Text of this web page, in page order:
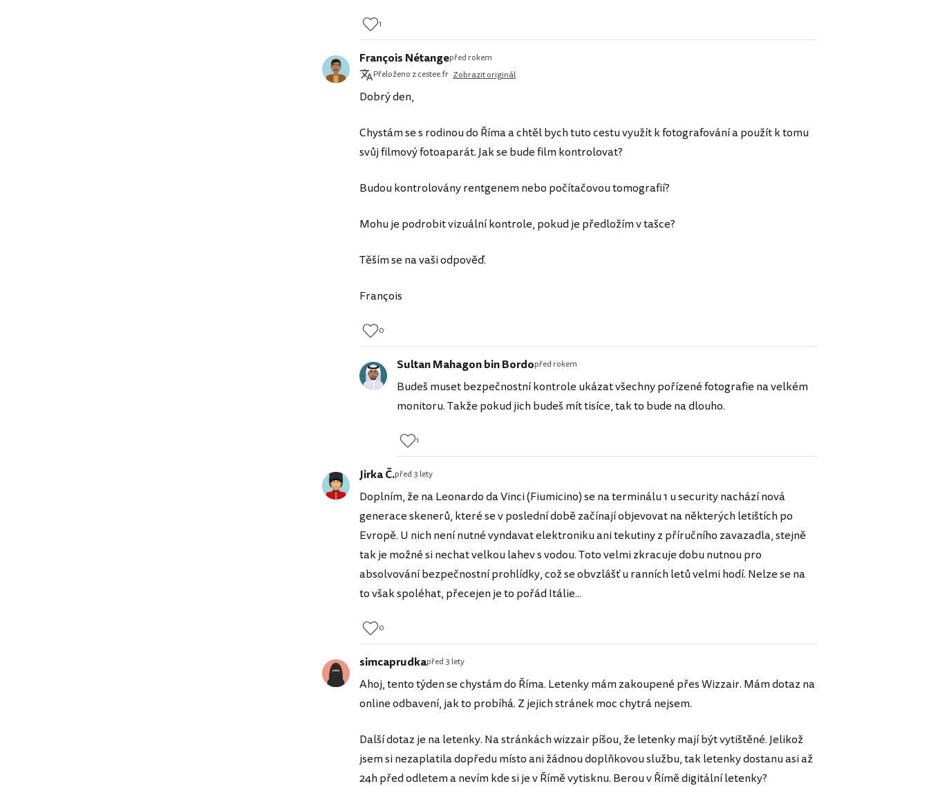
1
François Nétangepřed rokem
Přeloženo z cestee.fr Zobrazit originál
Dobrý den,
Chystám se s rodinou do Říma a chtěl bych tuto cestu využít k fotografování a použít k tomu
svůj filmový fotoaparát. Jak se bude film kontrolovat?
Budou kontrolovány rentgenem nebo počítačovou tomografií?
Mohu je podrobit vizuální kontrole, pokud je předložím v tašce?
Těším se na vaši odpověď.
François
0
Sultan Mahagon bin Bordopřed rokem
Budeš muset bezpečnostní kontrole ukázat všechny pořízené fotografie na velkém
monitoru. Takže pokud jich budeš mít tisíce, tak to bude na dlouho.
1
Jirka Č.před 3 lety
Doplním, že na Leonardo da Vinci (Fiumicino) se na terminálu 1 u security nachází nová
generace skenerů, které se v poslední době začínají objevovat na některých letištích po
Evropě. U nich není nutné vyndavat elektroniku ani tekutiny z příručního zavazadla, stejně
tak je možné si nechat velkou lahev s vodou. Toto velmi zkracuje dobu nutnou pro
absolvování bezpečnostní prohlídky, což se obvzlášť u ranních letů velmi hodí. Nelze se na
to však spoléhat, přecejen je to pořád Itálie...
0
simcaprudkapřed 3 lety
Ahoj, tento týden se chystám do Říma. Letenky mám zakoupené přes Wizzair. Mám dotaz na
online odbavení, jak to probíhá. Z jejich stránek moc chytrá nejsem.
Další dotaz je na letenky. Na stránkách wizzair píšou, že letenky mají být vytištěné. Jelikož
jsem si nezaplatila dopředu místo ani žádnou doplňkovou službu, tak letenky dostanu asi až
24h před odletem a nevím kde si je v Římě vytisknu. Berou v Římě digitální letenky?